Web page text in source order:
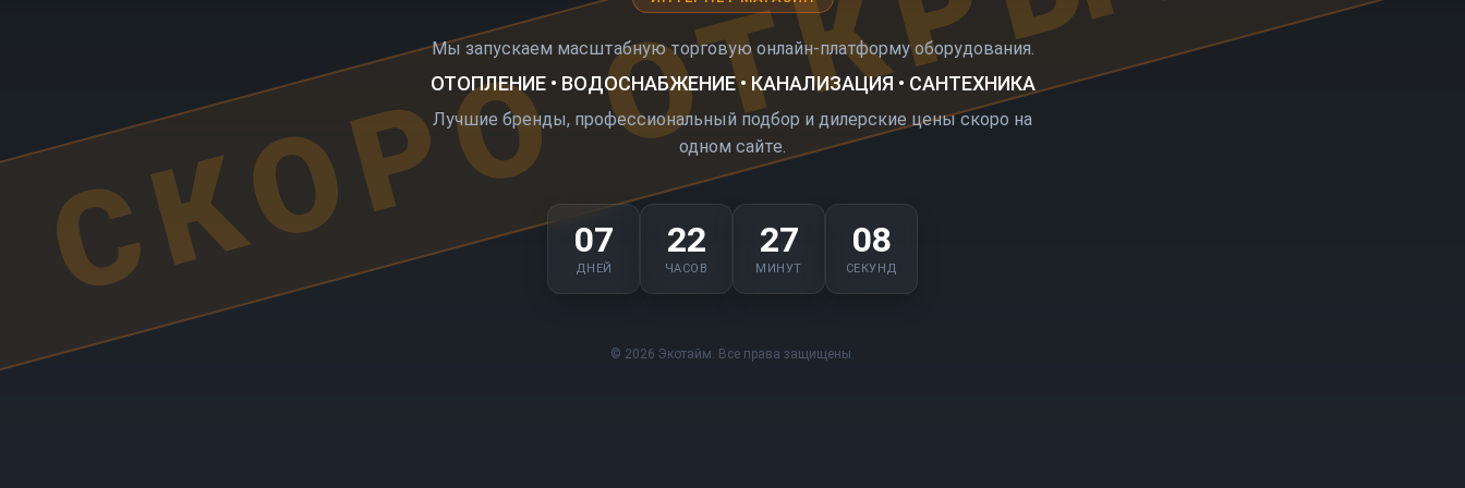
Мы запускаем масштабную торговую онлайн-платформу оборудования.
ОТОПЛЕНИЕ • ВОДОСНАБЖЕНИЕ • КАНАЛИЗАЦИЯ • САНТЕХНИКА
Лучшие бренды, профессиональный подбор и дилерские цены скоро на
одном сайте.
07
ДНЕЙ
22
ЧАСОВ
27
МИНУТ
08
СЕКУНД
© 2026 Экотайм. Все права защищены.